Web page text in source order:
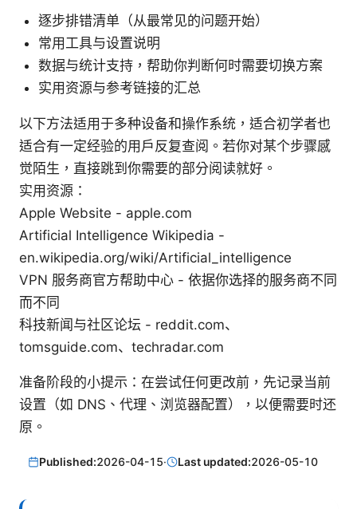
逐步排错清单（从最常见的问题开始）
常用工具与设置说明
数据与统计支持，帮助你判断何时需要切换方案
实用资源与参考链接的汇总
以下方法适用于多种设备和操作系统，适合初学者也
适合有一定经验的用户反复查阅。若你对某个步骤感
觉陌生，直接跳到你需要的部分阅读就好。
实用资源：
Apple Website - apple.com
Artificial Intelligence Wikipedia -
en.wikipedia.org/wiki/Artificial_intelligence
VPN 服务商官方帮助中心 - 依据你选择的服务商不同
而不同
科技新闻与社区论坛 - reddit.com、
tomsguide.com、techradar.com
准备阶段的小提示：在尝试任何更改前，先记录当前
设置（如 DNS、代理、浏览器配置），以便需要时还
原。
Published:2026-04-15· Last updated:2026-05-10